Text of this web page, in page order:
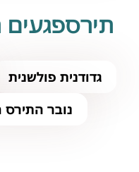
תירספגעים
גדודנית פולשנית
נובר התירס